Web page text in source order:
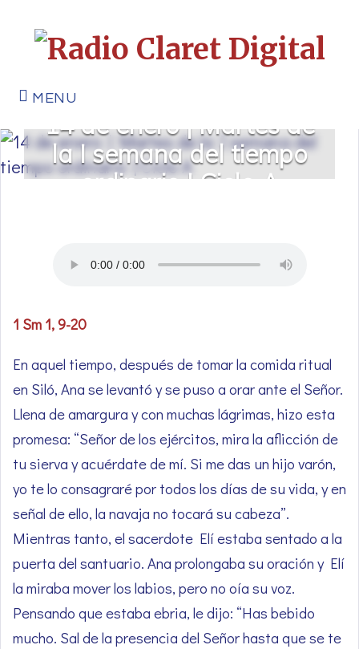
MENU
14 de enero | Martes de
la I semana del tiempo
ordinario | Ciclo A
1 Sm 1, 9-20
En aquel tiempo, después de tomar la comida ritual
en Siló, Ana se levantó y se puso a orar ante el Señor.
Llena de amargura y con muchas lágrimas, hizo esta
promesa: “Señor de los ejércitos, mira la aflicción de
tu sierva y acuérdate de mí. Si me das un hijo varón,
yo te lo consagraré por todos los días de su vida, y en
señal de ello, la navaja no tocará su cabeza”.
Mientras tanto, el sacerdote Elí estaba sentado a la
puerta del santuario. Ana prolongaba su oración y Elí
la miraba mover los labios, pero no oía su voz.
Pensando que estaba ebria, le dijo: “Has bebido
mucho. Sal de la presencia del Señor hasta que se te